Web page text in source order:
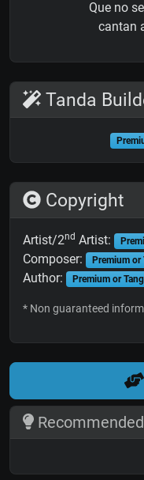
Que no
cantan
Tanda
Copyright
Artist/2nd Artist:
Composer: Premium or
Author: Premium or
* Non guaranteed